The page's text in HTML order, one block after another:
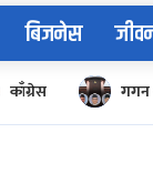
बिजनेस
काँग्रेस गगन